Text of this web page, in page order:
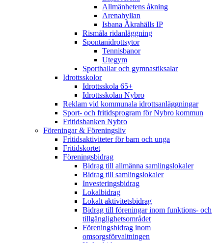
Allmänhetens åkning
Arenahyllan
Isbana Åkrahälls IP
Rismåla ridanläggning
Spontanidrottsytor
Tennisbanor
Utegym
Sporthallar och gymnastiksalar
Idrottsskolor
Idrottsskola 65+
Idrottsskolan Nybro
Reklam vid kommunala idrottsanläggningar
Sport- och fritidsprogram för Nybro kommun
Fritidsbanken Nybro
Föreningar & Föreningsliv
Fritidsaktiviteter för barn och unga
Fritidskortet
Föreningsbidrag
Bidrag till allmänna samlingslokaler
Bidrag till samlingslokaler
Investeringsbidrag
Lokalbidrag
Lokalt aktivitetsbidrag
Bidrag till föreningar inom funktions- och
tillgänglighetsområdet
Föreningsbidrag inom
omsorgsförvaltningen